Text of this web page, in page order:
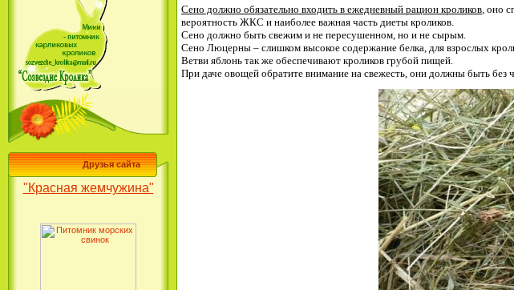
Друзья сайта
"Красная жемчужина"
Сено должно обязательно входить в ежедневный рацион кроликов, оно
вероятность ЖКС и наиболее важная часть диеты кроликов.
Сено должно быть свежим и не пересушенном, но и не сырым.
Сено Люцерны – слишком высокое содержание белка, для взрослых
Ветви яблонь так же обеспечивают кроликов грубой пищей.
При даче овощей обратите внимание на свежесть, они должны быть без